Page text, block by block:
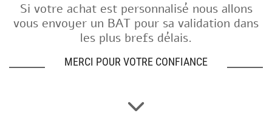
Si votre achat est personnalisé nous allons
vous envoyer un BAT pour sa validation dans
les plus brefs délais.
MERCI POUR VOTRE CONFIANCE